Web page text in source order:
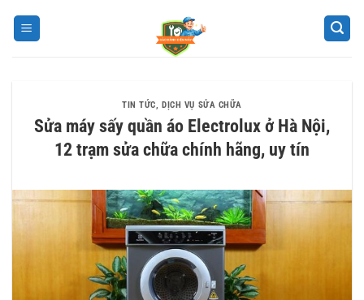
TIN TỨC,DỊCH VỤ SỬA CHỮA
Sửa máy sấy quần áo Electrolux ở Hà Nội,
12 trạm sửa chữa chính hãng, uy tín